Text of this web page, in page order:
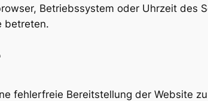
Betriebssystem oder Uhrzeit des
betreten.
fehlerfreie Bereitstellung der Website